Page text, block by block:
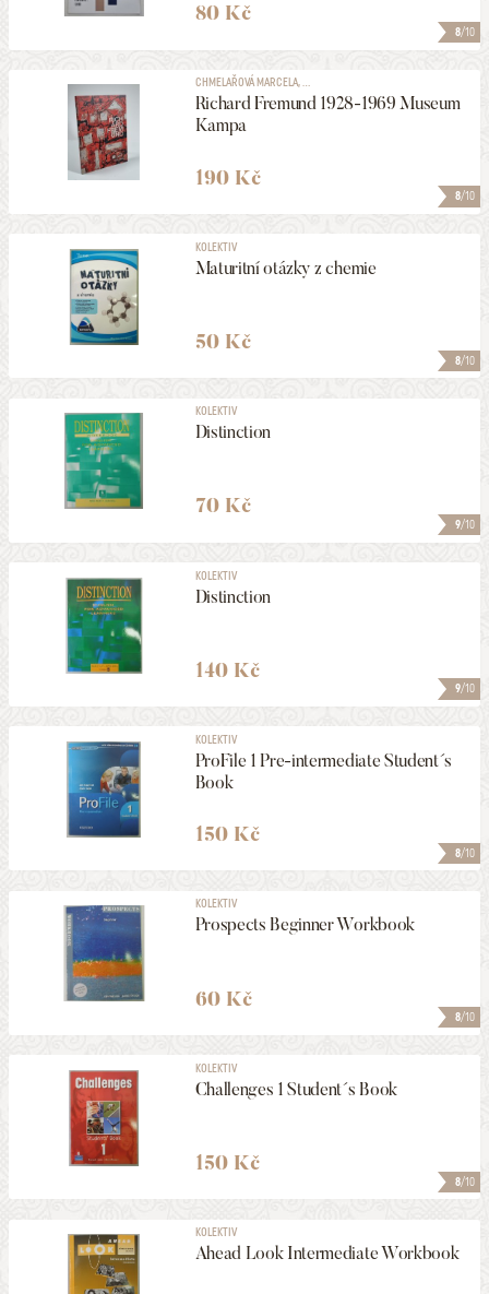
8/10
80 Kč
8/10
CHMELAŘOVÁ MARCELA, ...
Richard Fremund 1928-1969 Museum
Kampa
190 Kč
8/10
KOLEKTIV
Maturitní otázky z chemie
50 Kč
9/10
KOLEKTIV
Distinction
70 Kč
9/10
KOLEKTIV
Distinction
140 Kč
8/10
KOLEKTIV
ProFile 1 Pre-intermediate Student´s
Book
150 Kč
8/10
KOLEKTIV
Prospects Beginner Workbook
60 Kč
8/10
KOLEKTIV
Challenges 1 Student´s Book
150 Kč
KOLEKTIV
Ahead Look Intermediate Workbook